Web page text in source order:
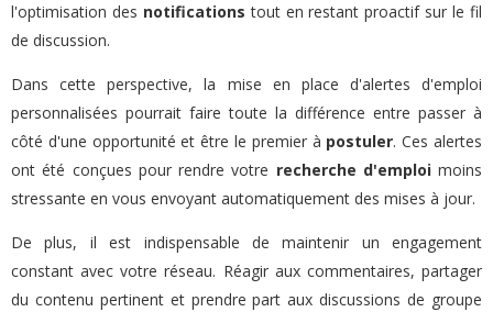
l'optimisation des notifications tout en restant proactif sur le fil
de discussion.
Dans cette perspective, la mise en place d'alertes d'emploi
personnalisées pourrait faire toute la différence entre passer à
côté d'une opportunité et être le premier à postuler. Ces alertes
ont été conçues pour rendre votre recherche d'emploimoins
stressante en vous envoyant automatiquement des mises à jour.
De plus, il est indispensable de maintenir un engagement
constant avec votre réseau. Réagir aux commentaires, partager
du contenu pertinent et prendre part aux discussions de groupe